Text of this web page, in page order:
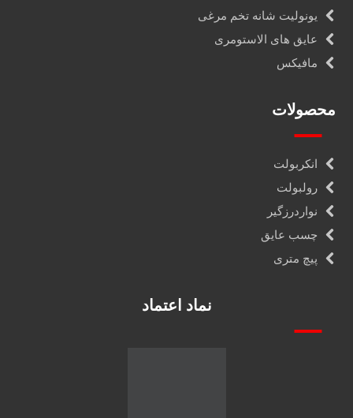
یونولیت شانه تخم مرغی
عایق های الاستومری
مافیکس
محصولات
انکربولت
رولبولت
نواردرزگیر
چسب عایق
پیچ متری
نماد اعتماد